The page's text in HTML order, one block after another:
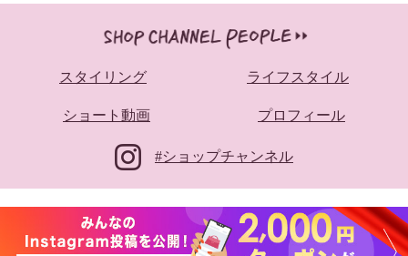
スタイリング ライフスタイル
ショート動画 プロフィール
#ショップチャンネル